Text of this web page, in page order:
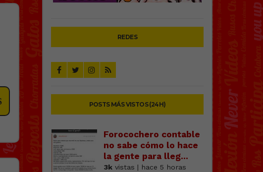
REDES
POSTS MÁS VISTOS (24H)
Forocochero contable
no sabe cómo lo hace
la gente para lleg...
3kvistas | hace 5 horas